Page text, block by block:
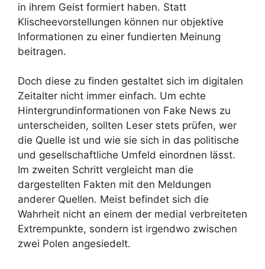
in ihrem Geist formiert haben. Statt
Klischeevorstellungen können nur objektive
Informationen zu einer fundierten Meinung
beitragen.
Doch diese zu finden gestaltet sich im digitalen
Zeitalter nicht immer einfach. Um echte
Hintergrundinformationen von Fake News zu
unterscheiden, sollten Leser stets prüfen, wer
die Quelle ist und wie sie sich in das politische
und gesellschaftliche Umfeld einordnen lässt.
Im zweiten Schritt vergleicht man die
dargestellten Fakten mit den Meldungen
anderer Quellen. Meist befindet sich die
Wahrheit nicht an einem der medial verbreiteten
Extrempunkte, sondern ist irgendwo zwischen
zwei Polen angesiedelt.